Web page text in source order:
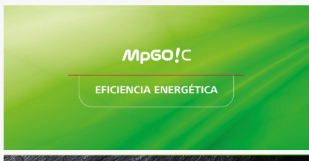
Gearless con cuarto de máquinas